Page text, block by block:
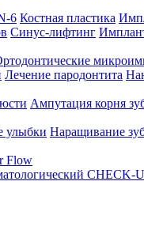
6 Костная пластика
Синус-лифтинг
Лечение пародонтита
Ампутация корня
улыбки Наращивание
Flow
CHECK-